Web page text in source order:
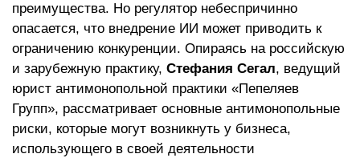
преимущества. Но регулятор небеспричинно
опасается, что внедрение ИИ может приводить к
ограничению конкуренции. Опираясь на российскую
и зарубежную практику, Стефания Сегал, ведущий
юрист антимонопольной практики «Пепеляев
Групп», рассматривает основные антимонопольные
риски, которые могут возникнуть у бизнеса,
использующего в своей деятельности